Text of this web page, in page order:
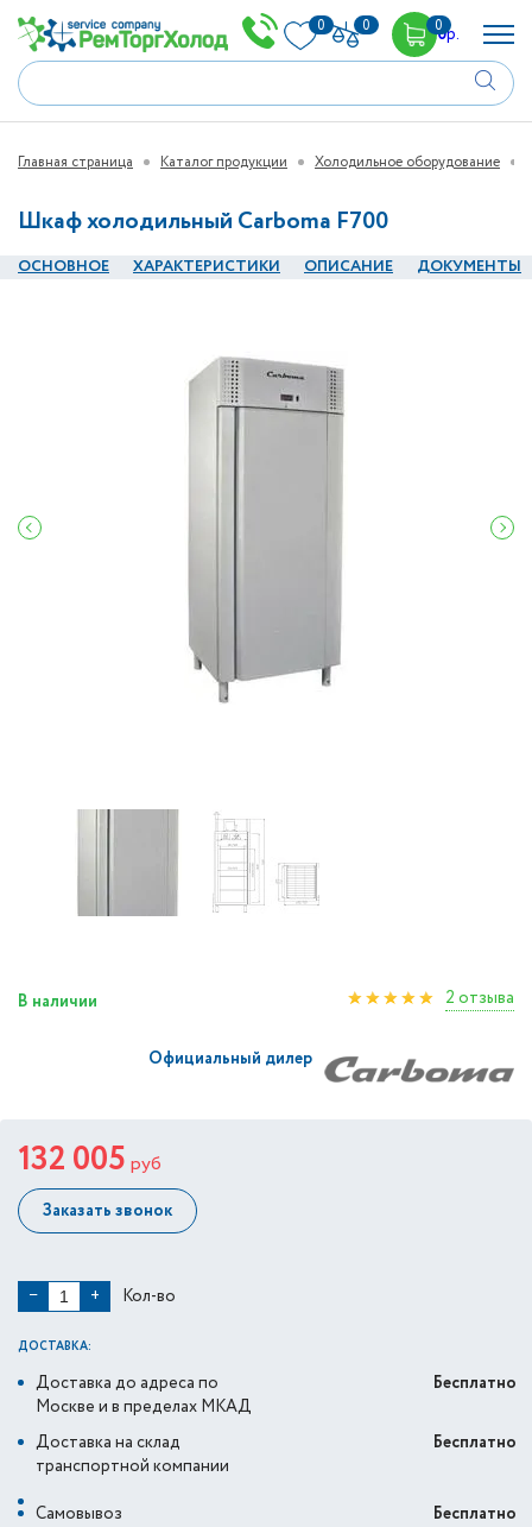
0 0 00р.
Главная страница Каталог продукции Холодильное оборудование
Шкаф холодильный Carboma F700
ОСНОВНОЕ ХАРАКТЕРИСТИКИ ОПИСАНИЕ ДОКУМЕНТЫ
В наличии 2 отзыва
Официальный дилер
132 005 руб
Заказать звонок
− + Кол-во
ДОСТАВКА:
Доставка до адреса по
Москве и в пределах МКАД
Бесплатно
Доставка на склад
транспортной компании
Бесплатно
Самовывоз
Бесплатно